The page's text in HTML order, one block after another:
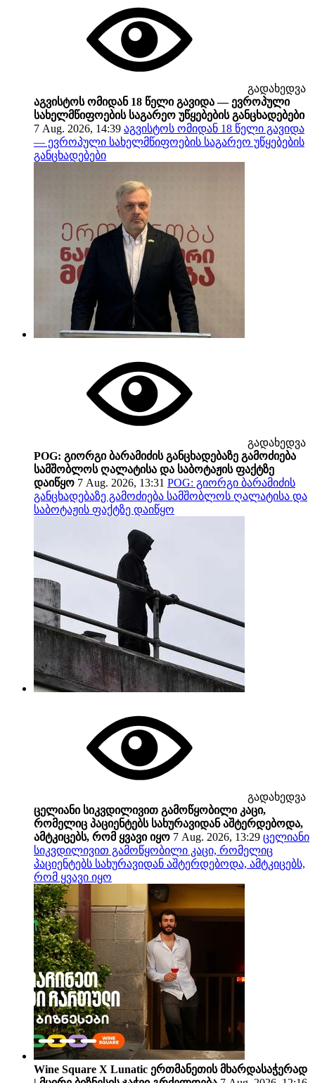
გადახედვა
აგვისტოს ომიდან 18 წელი გავიდა — ევროპული
სახელმწიფოების საგარეო უწყებების განცხადებები
7 Aug. 2026, 14:39 აგვისტოს ომიდან 18 წელი გავიდა
— ევროპული სახელმწიფოების საგარეო უწყებების
განცხადებები
გადახედვა
POG: გიორგი ბარამიძის განცხადებაზე გამოძიება
სამშობლოს ღალატისა და საბოტაჟის ფაქტზე
დაიწყო 7 Aug. 2026, 13:31 POG: გიორგი ბარამიძის
განცხადებაზე გამოძიება სამშობლოს ღალატისა და
საბოტაჟის ფაქტზე დაიწყო
გადახედვა
ცელიანი სიკვდილივით გამოწყობილი კაცი,
რომელიც პაციენტებს სახურავიდან აშტერდებოდა,
ამტკიცებს, რომ ყვავი იყო 7 Aug. 2026, 13:29 ცელიანი
სიკვდილივით გამოწყობილი კაცი, რომელიც
პაციენტებს სახურავიდან აშტერდებოდა, ამტკიცებს,
რომ ყვავი იყო
Wine Square X Lunatic ერთმანეთის მხარდასაჭერად